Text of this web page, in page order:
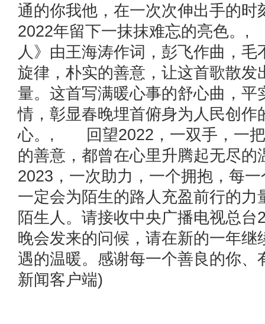
通的你我他，在一次次伸出手的时
2022年留下一抹抹难忘的亮色
人》由王海涛作词，彭飞作曲，毛
旋律，朴实的善意，让这首歌散发
量。这首写满暖心事的舒心曲，平
情，彰显春晚埋首俯身为人民创作
心。, 回望2022，一双手，一把
的善意，都曾在心里升腾起无尽的
2023，一次助力，一个拥抱，每
一定会为陌生的路人充盈前行
陌生人。请接收中央广播电视总台
晚会发来的问候，请在新的一年继
遇的温暖。感谢每一个善良的你、
新闻客户端)